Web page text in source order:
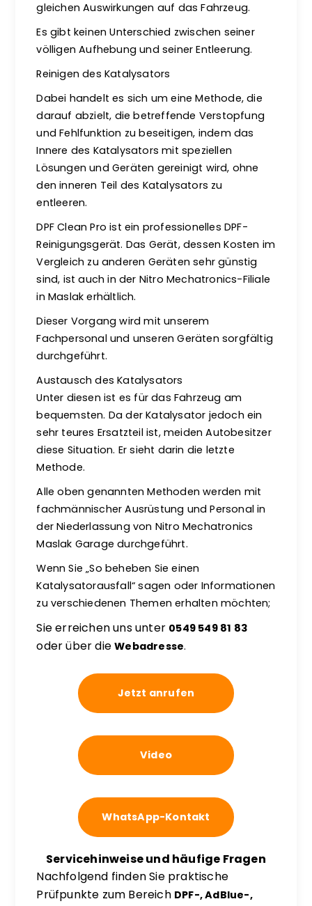
gleichen Auswirkungen auf das Fahrzeug.
Es gibt keinen Unterschied zwischen seiner
völligen Aufhebung und seiner Entleerung.
Reinigen des Katalysators
Dabei handelt es sich um eine Methode, die
darauf abzielt, die betreffende Verstopfung
und Fehlfunktion zu beseitigen, indem das
Innere des Katalysators mit speziellen
Lösungen und Geräten gereinigt wird, ohne
den inneren Teil des Katalysators zu
entleeren.
DPF Clean Pro ist ein professionelles DPF-
Reinigungsgerät. Das Gerät, dessen Kosten im
Vergleich zu anderen Geräten sehr günstig
sind, ist auch in der Nitro Mechatronics-Filiale
in Maslak erhältlich.
Dieser Vorgang wird mit unserem
Fachpersonal und unseren Geräten sorgfältig
durchgeführt.
Austausch des Katalysators
Unter diesen ist es für das Fahrzeug am
bequemsten. Da der Katalysator jedoch ein
sehr teures Ersatzteil ist, meiden Autobesitzer
diese Situation. Er sieht darin die letzte
Methode.
Alle oben genannten Methoden werden mit
fachmännischer Ausrüstung und Personal in
der Niederlassung von Nitro Mechatronics
Maslak Garage durchgeführt.
Wenn Sie „So beheben Sie einen
Katalysatorausfall“ sagen oder Informationen
zu verschiedenen Themen erhalten möchten;
Sie erreichen uns unter 0549 549 81 83
oder über dieWebadresse.
Jetzt anrufen
Video
WhatsApp-Kontakt
Servicehinweise und häufige Fragen
Nachfolgend finden Sie praktische
Prüfpunkte zum Bereich DPF-, AdBlue-,